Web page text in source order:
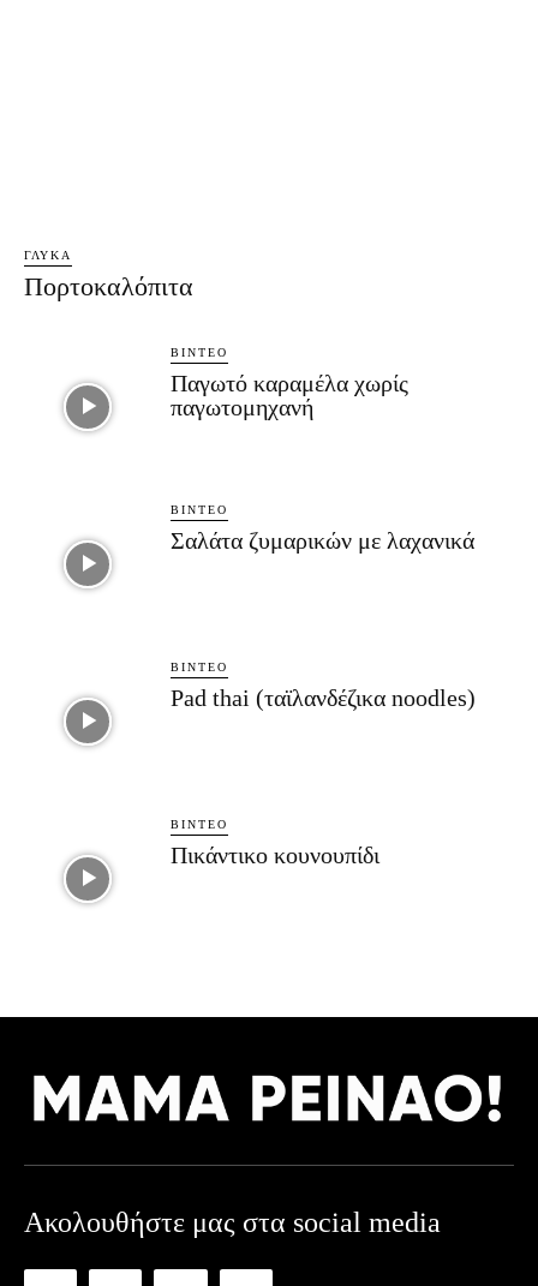
ΓΛΥΚΆ
Πορτοκαλόπιτα
ΒΊΝΤΕΟ
Παγωτό καραμέλα χωρίς
παγωτομηχανή
ΒΊΝΤΕΟ
Σαλάτα ζυμαρικών με λαχανικά
ΒΊΝΤΕΟ
Pad thai (ταϊλανδέζικα noodles)
ΒΊΝΤΕΟ
Πικάντικο κουνουπίδι
Ακολουθήστε μας στα social media